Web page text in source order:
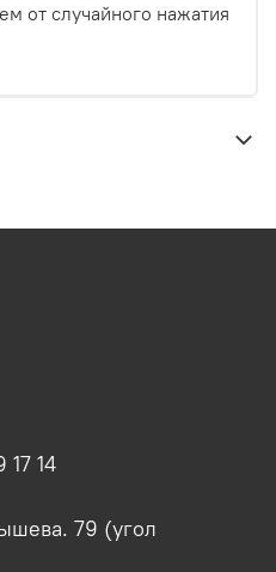
от случайного нажатия
17 14
79 (угол